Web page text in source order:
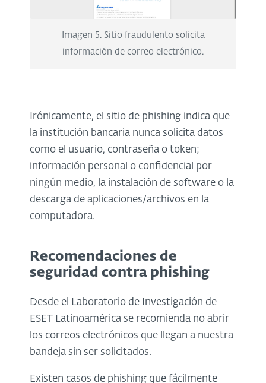
Imagen 5. Sitio fraudulento solicita
información de correo electrónico.
Irónicamente, el sitio de phishing indica que
la institución bancaria nunca solicita datos
como el usuario, contraseña o token;
información personal o confidencial por
ningún medio, la instalación de software o la
descarga de aplicaciones/archivos en la
computadora.
Recomendaciones de
seguridad contra phishing
Desde el Laboratorio de Investigación de
ESET Latinoamérica se recomienda no abrir
los correos electrónicos que llegan a nuestra
bandeja sin ser solicitados.
Existen casos de phishing que fácilmente